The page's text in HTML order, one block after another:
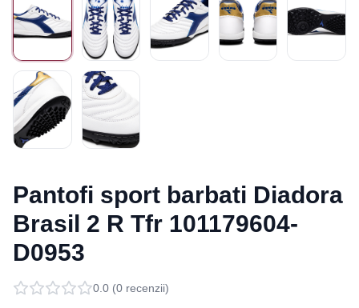
Pantofi sport barbati Diadora
Brasil 2 R Tfr 101179604-
D0953
0.0 (0 recenzii)